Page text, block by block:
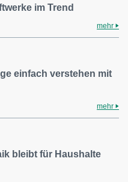
im Trend
mehr
einfach verstehen mit
mehr
bleibt für Haushalte